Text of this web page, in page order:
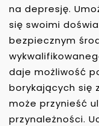
na depresję.
się swoimi
bezpiecznym
daje możliwość
borykających się
może przynieść
przynależności.